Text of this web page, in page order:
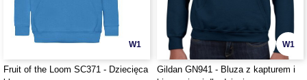
W1
Fruit of the Loom SC371 - Dziecięca
W1
Gildan GN941 - Bluza z kapturem i